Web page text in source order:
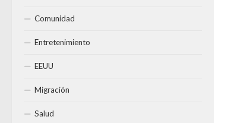
Comunidad
Entretenimiento
EEUU
Migración
Salud